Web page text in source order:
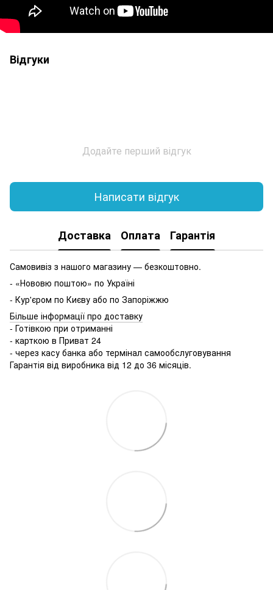
Відгуки
Додайте перший відгук
Написати відгук
Доставка Оплата Гарантія
Самовивіз з нашого магазину — безкоштовно.
- «Нововю поштою» по Україні
- Кур'єром по Києву або по Запоріжжю
Більше інформації про доставку
- Готівкою при отриманні
- карткою в Приват 24
- через касу банка або термінал самообслуговування
Гарантія від виробника від 12 до 36 місяців.